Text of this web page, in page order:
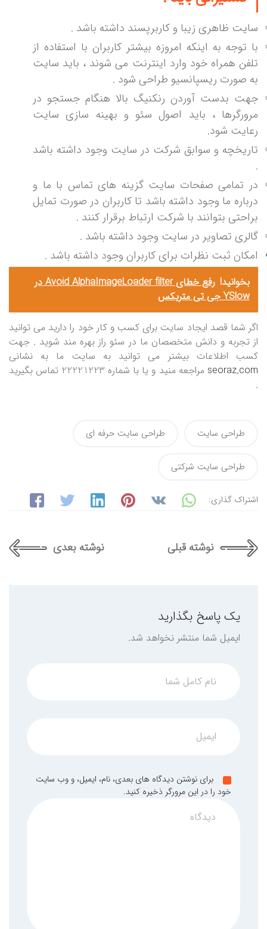
سایت ظاهری زیبا و کاربرپسند داشته باشد .
با توجه به اینکه امروزه بیشتر کاربران با استفاده از
تلفن همراه خود وارد اینترنت می شوند ، باید سایت
به صورت ریسپانسیو طراحی شود .
جهت بدست آوردن رنکنیگ بالا هنگام جستجو در
مرورگرها ، باید اصول سئو و بهینه سازی سایت
رعایت شود.
تاریخچه و سوابق شرکت در سایت وجود داشته باشد
.
در تمامی صفحات سایت گزینه های تماس با ما و
درباره ما وجود داشته باشد تا کاربران در صورت تمایل
براحتی بتوانند با شرکت ارتباط برقرار کنند .
گالری تصاویر در سایت وجود داشته باشد .
امکان ثبت نظرات برای کاربران وجود داشته باشد .
بخوانید!
رفع خطای Avoid AlphaImageLoader filter در
YSlow جی تی متریکس
اگر شما قصد ایجاد سایت برای کسب و کار خود را دارید می توانید
از تجربه و دانش متخصصان ما در سئو راز بهره مند شوید . جهت
کسب اطلاعات بیشتر می توانید به سایت ما به نشانی
seoraz.com
مراجعه منید و یا با شماره 22221223 تماس بگیرید
.
طراحی سایت طراحی سایت حرفه ای
طراحی سایت شرکتی
اشتراک گذاری:
نوشته قبلی نوشته بعدی
یک پاسخ بگذارید
ایمیل شما منتشر نخواهد شد.
برای نوشتن دیدگاه های بعدی، نام، ایمیل، و وب سایت
خود را در این مرورگر ذخیره کنید.